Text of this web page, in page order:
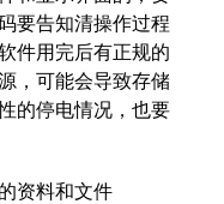
要告知清操作过程
件用完后有正规的
，可能会导致存储
的停电情况，也要
资料和文件